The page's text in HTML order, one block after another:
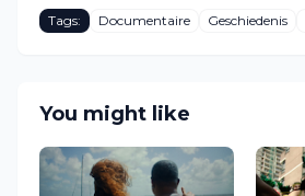
Tags: Documentaire Geschiedenis
You might like